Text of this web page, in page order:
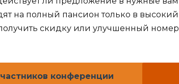
на полный пансион только в высокий
скидку или улучшенный номер
конференции